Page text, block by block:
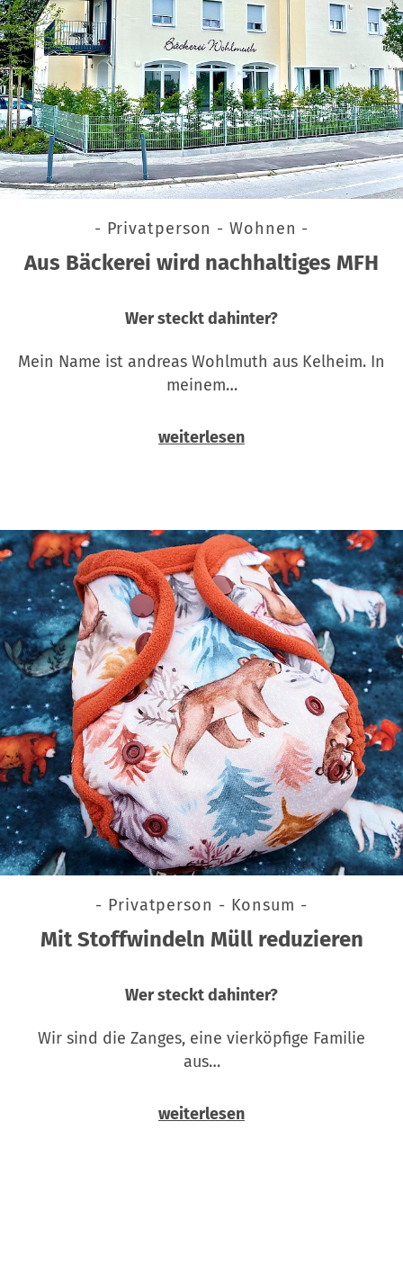
- Privatperson - Wohnen -
Aus Bäckerei wird nachhaltiges MFH
Wer steckt dahinter?
Mein Name ist andreas Wohlmuth aus Kelheim. In
meinem…
weiterlesen
- Privatperson - Konsum -
Mit Stoffwindeln Müll reduzieren
Wer steckt dahinter?
Wir sind die Zanges, eine vierköpfige Familie
aus…
weiterlesen